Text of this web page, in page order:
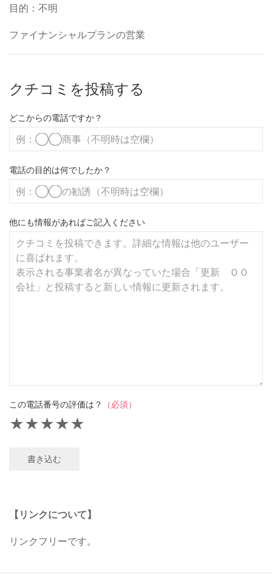
目的：不明
ファイナンシャルプランの営業
クチコミを投稿する
どこからの電話ですか？
電話の目的は何でしたか？
他にも情報があればご記入ください
この電話番号の評価は？ （必須）
★
★
★
★
★
書き込む
【リンクについて】
リンクフリーです。